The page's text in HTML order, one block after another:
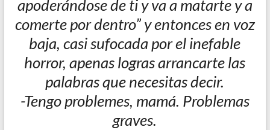
apoderándose de ti y va a matarte y a
comerte por dentro” y entonces en voz
baja, casi sufocada por el inefable
horror, apenas logras arrancarte las
palabras que necesitas decir.
-Tengo problemes, mamá. Problemas
graves.